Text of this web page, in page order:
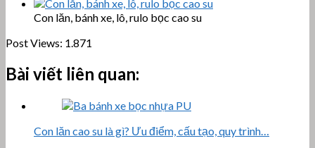
Con lăn, bánh xe, lô, rulo bọc cao su
Post Views: 1.871
Bài viết liên quan:
Con lăn cao su là gì? Ưu điểm, cấu tạo, quy trình…